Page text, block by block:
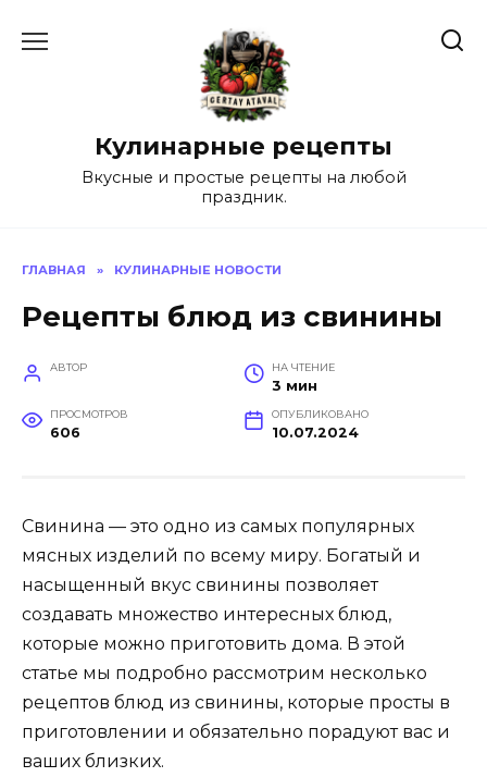
Кулинарные рецепты
Вкусные и простые рецепты на любой
праздник.
ГЛАВНАЯ » КУЛИНАРНЫЕ НОВОСТИ
Рецепты блюд из свинины
АВТОР НА ЧТЕНИЕ
3 мин
ПРОСМОТРОВ
606
ОПУБЛИКОВАНО
10.07.2024
Свинина — это одно из самых популярных
мясных изделий по всему миру. Богатый и
насыщенный вкус свинины позволяет
создавать множество интересных блюд,
которые можно приготовить дома. В этой
статье мы подробно рассмотрим несколько
рецептов блюд из свинины, которые просты в
приготовлении и обязательно порадуют вас и
ваших близких.